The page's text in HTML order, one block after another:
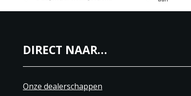
DIRECT NAAR…
Onze dealerschappen